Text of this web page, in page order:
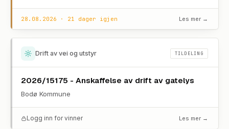
28.08.2026 · 21 dager igjen Les mer →
Drift av vei og utstyr TILDELING
2026/15175 - Anskaffelse av drift av gatelys
Bodø Kommune
Logg inn for vinner Les mer →